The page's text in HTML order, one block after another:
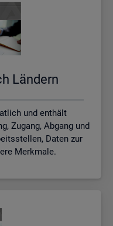
Län­dern
und enthält
Zugang, Abgang und
Daten zur
Merkmale.